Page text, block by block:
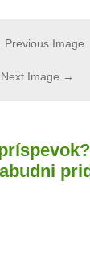
Previous Image
Next Image →